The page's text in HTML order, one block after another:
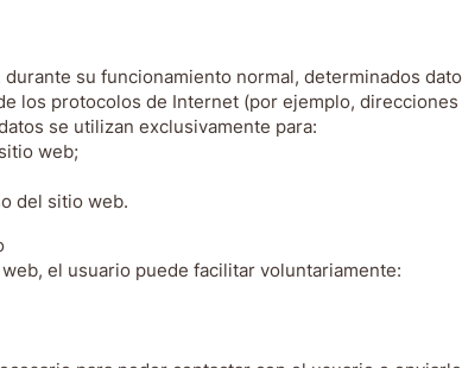
su funcionamiento normal, determinados
los protocolos de Internet (por ejemplo, direcciones
se utilizan exclusivamente para:
web;
del sitio web.
el usuario puede facilitar voluntariamente: